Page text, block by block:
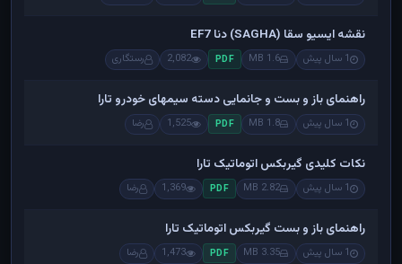
نقشه ایسیو سقا (SAGHA) دنا EF7
1 سال پیش 1.6 MB
PDF
2,082 رستگاری
راهنمای باز و بست و جانمایی دسته سیمهای خودرو تارا
1 سال پیش 1.8 MB
PDF
1,525 رضا
نکات کلیدی گیربکس اتوماتیک تارا
1 سال پیش 2.82 MB
PDF
1,369 رضا
راهنمای باز و بست گیربکس اتوماتیک تارا
1 سال پیش 3.35 MB
PDF
1,473 رضا